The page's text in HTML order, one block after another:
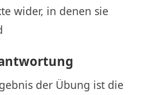
wider, in denen sie
der Übung ist die